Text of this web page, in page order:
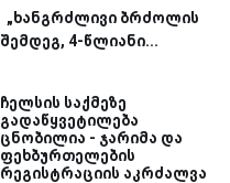
„ხანგრძლივი ბრძოლის
შემდეგ, 4-წლიანი...
ჩელსის საქმეზე
გადაწყვეტილება
ცნობილია - ჯარიმა და
ფეხბურთელების
რეგისტრაციის აკრძალვა